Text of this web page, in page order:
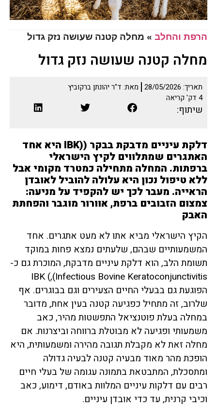
הרפת והחלב » מחלה קטנה שעושה נזק גדול
מחלה קטנה שעושה נזק גדול
תאריך: 28/05/2026 מאת: ד"ר יהונתן ברקוביץ
4 דק' קריאה
שיתוף:
דלקת עיניים מדבקת בבקר ((IBK היא אחד
האתגרים שמתלווים לקיץ הישראלי
ברפתות. המחלה מתחילה כמטרד מקומי אבל
ללא טיפול נכון היא עלולה להוביל לאובדן
הראייה. מעבר לכך יש להקפיד על מניעה:
צמצום הזבובים ברפת, אוורור מוגבר והפחתת
האבק
הקיץ הישראלי מביא אתו לא מעט אתגרים. אחד
המשמעותיים שבהם, שלעתים נמצא פחות במוקד
תשומת הלב, הוא דלקת עיניים מדבקת, המוכרת גם כ-
IBK (,(Infectious Bovine Keratoconjunctivitis
הפוגעת גם בבעלי החיים הצעירים וגם בבוגרים. אף
שלרוב, זה מתחיל כפגיעה קטנה בעין אחת, מדובר
במחלה בעלת פוטנציאל התפשטות מהיר, כאב
משמעותי ופגיעה לא מבוטלת ברווחה וביצרנות. אם
מחלה זאת לא מקבלת תגובה מהירה ומשמעותית, היא
הופכת מהר מאוד מבעיה קטנה לבעיה גדולה
ומתסכלת, המתבטאת בתמונה עגומה של בעלי חיים
רבים עם דלקות עיניים המלוות באודם, דימוע, כאב
וכיבי קרנית, עד כדי אובדן עיניים.